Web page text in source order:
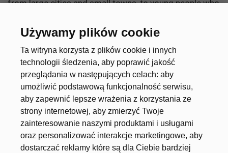
Używamy plików cookie
Ta witryna korzysta z plików cookie i innych
technologii śledzenia, aby poprawić jakość
przeglądania w następujących celach: aby
umożliwić podstawową funkcjonalność serwisu,
aby zapewnić lepsze wrażenia z korzystania ze
strony internetowej, aby zmierzyć Twoje
zainteresowanie naszymi produktami i usługami
oraz personalizować interakcje marketingowe, aby
dostarczać reklamy które są dla Ciebie bardziej
from large cities and small towns, to young people who
something in life.
Useful links
About the project
Universities and Schools
Job offers
Account
Create an account
Log in